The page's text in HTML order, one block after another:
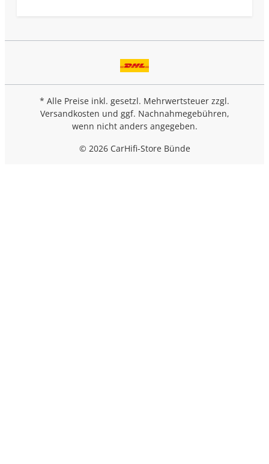
* Alle Preise inkl. gesetzl. Mehrwertsteuer zzgl.
Versandkosten und ggf. Nachnahmegebühren,
wenn nicht anders angegeben.
© 2026 CarHifi-Store Bünde